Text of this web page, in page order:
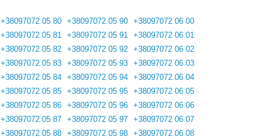
+38097072 05 80
+38097072 05 81
+38097072 05 82
+38097072 05 83
+38097072 05 84
+38097072 05 85
+38097072 05 86
+38097072 05 87
+38097072 05 88
+38097072 05 90
+38097072 05 91
+38097072 05 92
+38097072 05 93
+38097072 05 94
+38097072 05 95
+38097072 05 96
+38097072 05 97
+38097072 05 98
+38097072 06 00
+38097072 06 01
+38097072 06 02
+38097072 06 03
+38097072 06 04
+38097072 06 05
+38097072 06 06
+38097072 06 07
+38097072 06 08